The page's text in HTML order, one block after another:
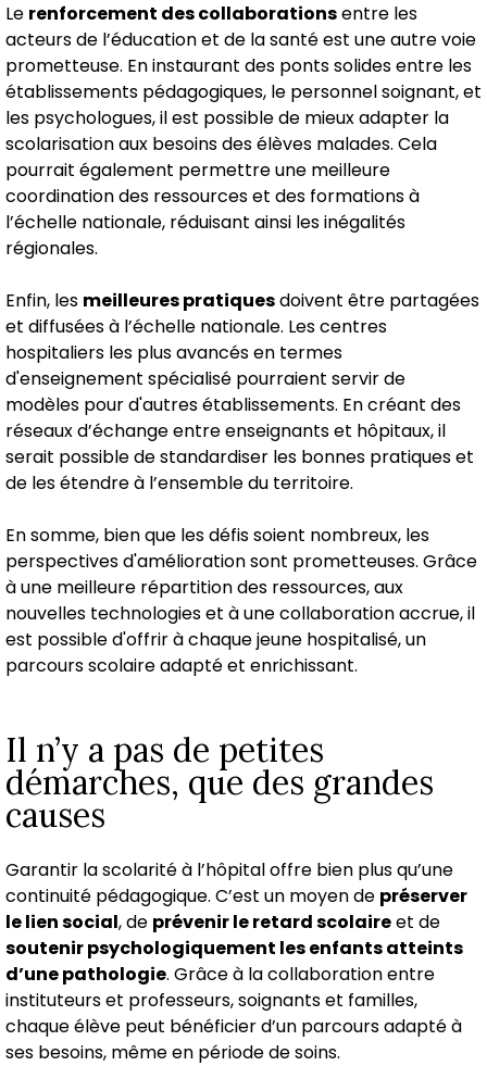
Le renforcement des collaborationsentre les
acteurs de l’éducation et de la santé est une autre voie
prometteuse. En instaurant des ponts solides entre les
établissements pédagogiques, le personnel soignant, et
les psychologues, il est possible de mieux adapter la
scolarisation aux besoins des élèves malades. Cela
pourrait également permettre une meilleure
coordination des ressources et des formations à
l’échelle nationale, réduisant ainsi les inégalités
régionales.
Enfin, les meilleures pratiquesdoivent être partagées
et diffusées à l’échelle nationale. Les centres
hospitaliers les plus avancés en termes
d'enseignement spécialisé pourraient servir de
modèles pour d'autres établissements. En créant des
réseaux d’échange entre enseignants et hôpitaux, il
serait possible de standardiser les bonnes pratiques et
de les étendre à l’ensemble du territoire.
En somme, bien que les défis soient nombreux, les
perspectives d'amélioration sont prometteuses. Grâce
à une meilleure répartition des ressources, aux
nouvelles technologies et à une collaboration accrue, il
est possible d'offrir à chaque jeune hospitalisé, un
parcours scolaire adapté et enrichissant.
Il n’y a pas de petites
démarches, que des grandes
causes
Garantir la scolarité à l’hôpital offre bien plus qu’une
continuité pédagogique. C’est un moyen de préserver
le lien social, de prévenir le retard scolaireet de
soutenir psychologiquement les enfants atteints
d’une pathologie. Grâce à la collaboration entre
instituteurs et professeurs, soignants et familles,
chaque élève peut bénéficier d’un parcours adapté à
ses besoins, même en période de soins.